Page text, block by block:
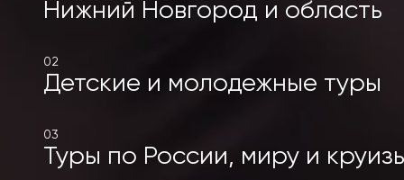
Нижний Новгород и область
02
Детские и молодежные туры
03
Туры по России, миру и